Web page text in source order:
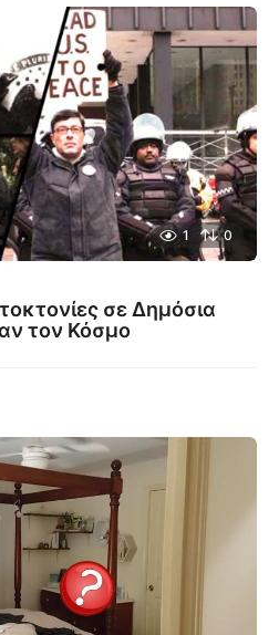
1 0
σε Δημόσια
τον Κόσμο